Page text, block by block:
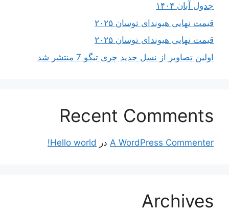
جدول آبان ۱۴۰۴
قیمت نهایی هیوندای توسان ۲۰۲۵
قیمت نهایی هیوندای توسان ۲۰۲۵
اولین تصاویر از نسل جدید چری تیگو 7 منتشر شد
Recent Comments
A WordPress Commenter در Hello world!
Archives